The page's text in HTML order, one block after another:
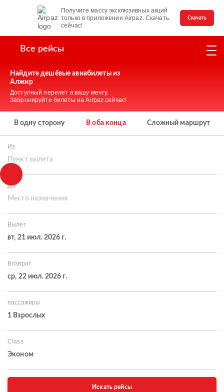
Получите массу эксклюзивных акций
только в приложении Airpaz. Скачать
сейчас!
Скачать
Все рейсы
Найдите дешёвые авиабилеты из
Алжир
Доступный перелет в вашу мечту.
Забронируйте билеты на Airpaz сейчас!
В одну сторону В оба конца Сложный маршрут
Из
Пункт вылета
До
Место назначения
Вылет
вт, 21 июл. 2026 г.
Возврат
ср, 22 июл. 2026 г.
пассажиры
1 Взрослых
Class
Эконом
Искать рейсы